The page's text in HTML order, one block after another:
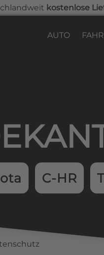
kostenlose
AUTO
C-HR